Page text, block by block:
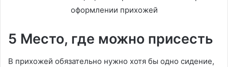
5 Место, где можно присесть
В прихожей обязательно нужно хотя бы одно сидение,